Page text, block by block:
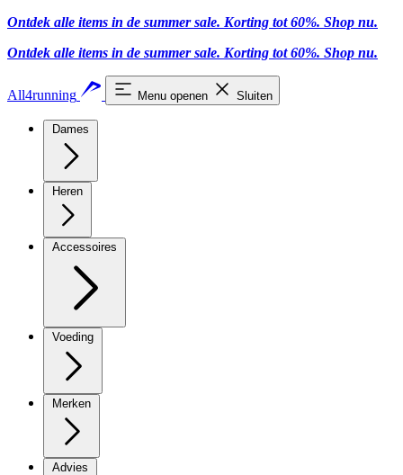
Ontdek alle items in de summer sale. Korting tot 60%. Shop nu.
Ontdek alle items in de summer sale. Korting tot 60%. Shop nu.
All4running Menu openen Sluiten
Dames
Heren
Accessoires
Voeding
Merken
Advies